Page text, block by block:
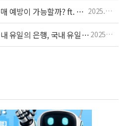
[곽곽 EP18] 치매 예방이 가능할까? ft. 수면 | 곽곽 ep.18 2025.12.17
[곽곽 EP17] 국내 유일의 은행, 국내 유일의 플랫폼! | 곽곽 ep.17 2025.12.16